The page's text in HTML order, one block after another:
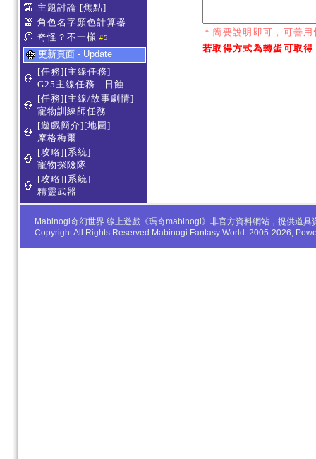
主題討論 [焦點]
角色名字顏色計算器
奇怪？不一樣 #5
更新頁面 - Update
[任務][主線任務]
G25主線任務 - 日蝕
[任務][主線/故事劇情]
寵物訓練師任務
[遊戲簡介][地圖]
摩格梅爾
[攻略][系統]
寵物探險隊
[攻略][系統]
精靈武器
＊簡要說明即可，可善
若取得方式為轉蛋可取
Mabinogi奇幻世界 線上遊戲《瑪奇mabinogi》非官方資料網站，提供道
Copyright All Rights Reserved Mabinogi Fantasy World. 2005-2026,